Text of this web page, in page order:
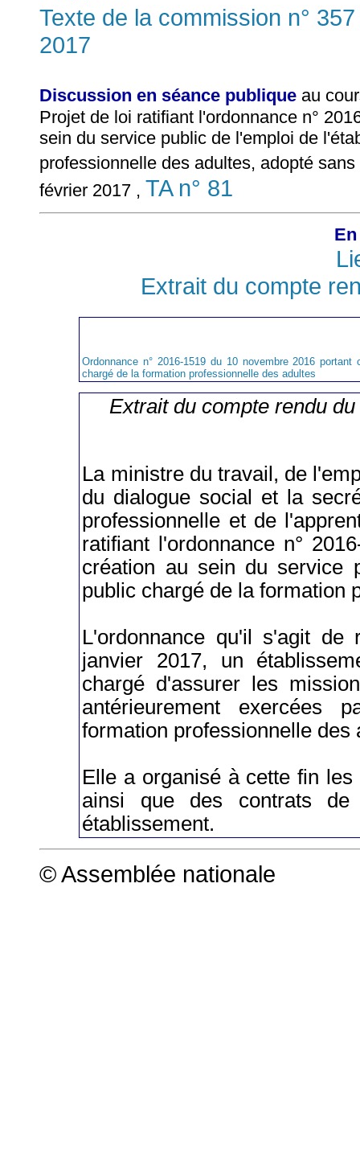
Texte de la commission n°
2017
Discussion en séance publique au
Projet de loi ratifiant l'ordonnance n°
sein du service public de l'emploi de
professionnelle des adultes, adopté
février 2017 , TA n° 81
Extrait du compte
Ordonnance n° 2016-1519 du 10 novembre 2016
chargé de la formation professionnelle des adultes
Extrait du compte rendu
La ministre du travail, de
du dialogue social et la
professionnelle et de
ratifiant l'ordonnance n°
création au sein du service
public chargé de la formation
L'ordonnance qu'il s'agit
janvier 2017, un
chargé d'assurer les
antérieurement exercées
formation professionnelle des
Elle a organisé à cette fin
ainsi que des contrats
établissement.
© Assemblée nationale